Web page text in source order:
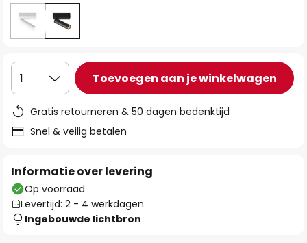
1 Toevoegen aan je winkelwagen
Gratis retourneren & 50 dagen bedenktijd
Snel & veilig betalen
Informatie over levering
Op voorraad
Levertijd: 2 - 4 werkdagen
Ingebouwde lichtbron